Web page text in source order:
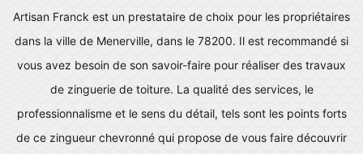
Artisan Franck est un prestataire de choix pour les propriétaires
dans la ville de Menerville, dans le 78200. Il est recommandé si
vous avez besoin de son savoir-faire pour réaliser des travaux
de zinguerie de toiture. La qualité des services, le
professionnalisme et le sens du détail, tels sont les points forts
de ce zingueur chevronné qui propose de vous faire découvrir